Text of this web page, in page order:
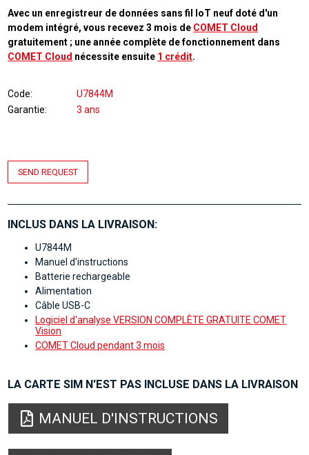
Avec un enregistreur de données sans fil IoT neuf doté d'un
modem intégré, vous recevez 3 mois de COMET Cloud
gratuitement ; une année complète de fonctionnement dans
COMET Cloud nécessite ensuite 1 crédit.
Code
U7844M
Garantie
3 ans
SEND REQUEST
INCLUS DANS LA LIVRAISON:
U7844M
Manuel d'instructions
Batterie rechargeable
Alimentation
Câble USB-C
Logiciel d'analyse VERSION COMPLÈTE GRATUITE COMET
Vision
COMET Cloud pendant 3 mois
LA CARTE SIM N'EST PAS INCLUSE DANS LA LIVRAISON
MANUEL D'INSTRUCTIONS